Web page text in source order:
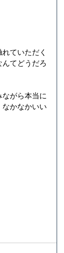
ていただく
てどうだろ
がら本当に
かなかいい